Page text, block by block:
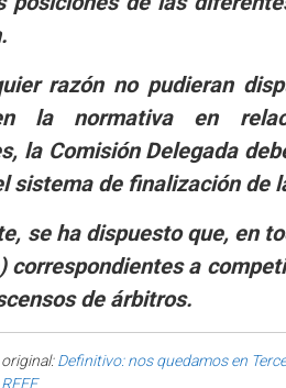
razón no pudieran
la normativa en
la Comisión Delegada
sistema de finalización de
se ha dispuesto que, en
correspondientes a
de árbitros.
Definitivo: nos quedamos en